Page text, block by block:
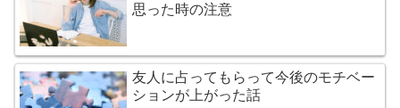
思った時の注意
友人に占ってもらって今後のモチベー
ションが上がった話